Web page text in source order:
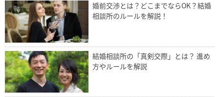
婚前交渉とは？どこまでならOK？結婚
相談所のルールを解説！
結婚相談所の「真剣交際」とは？ 進め
方やルールを解説